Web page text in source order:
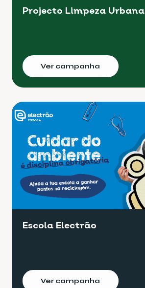
Projecto Limpeza Urbana
Ver campanha
Escola Electrão
Ver campanha